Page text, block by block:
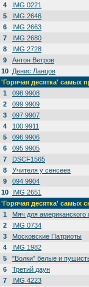
4
IMG 0221
5
IMG 2646
6
IMG 2663
7
IMG 2680
8
IMG 2728
9
Антон Ветров
10 Денис Ланцов
'Горячая десятка' самых
1
098 9908
2
099 9909
3
097 9907
4
100 9911
5
096 9906
6
095 9905
7
DSCF1565
8
Учителя у сенсеев
9
094 9904
10 IMG 2651
'Горячая десятка' самых
1
Мяч для американского
2
IMG 0734
3
Московские Патриоты
4
IMG 1982
5
"Волки" белые и
6
Третий даун
7
IMG 4223